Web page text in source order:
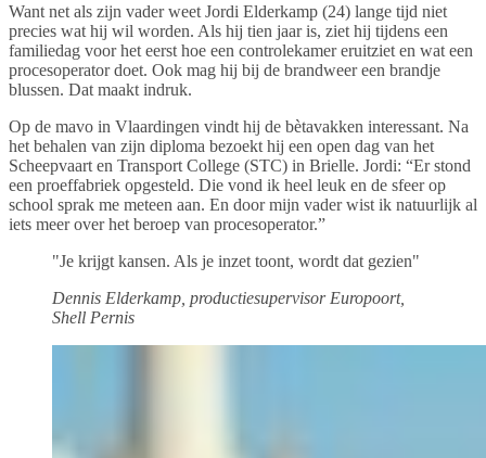
Want net als zijn vader weet Jordi Elderkamp (24) lange tijd niet
precies wat hij wil worden. Als hij tien jaar is, ziet hij tijdens een
familiedag voor het eerst hoe een controlekamer eruitziet en wat een
procesoperator doet. Ook mag hij bij de brandweer een brandje
blussen. Dat maakt indruk.
Op de mavo in Vlaardingen vindt hij de bètavakken interessant. Na
het behalen van zijn diploma bezoekt hij een open dag van het
Scheepvaart en Transport College (STC) in Brielle. Jordi: “Er stond
een proeffabriek opgesteld. Die vond ik heel leuk en de sfeer op
school sprak me meteen aan. En door mijn vader wist ik natuurlijk al
iets meer over het beroep van procesoperator.”
"Je krijgt kansen. Als je inzet toont, wordt dat gezien"
Dennis Elderkamp, productiesupervisor Europoort,
Shell Pernis